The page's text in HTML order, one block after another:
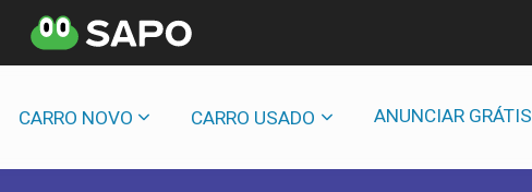
CARRO NOVO CARRO USADO ANUNCIAR GRÁTIS